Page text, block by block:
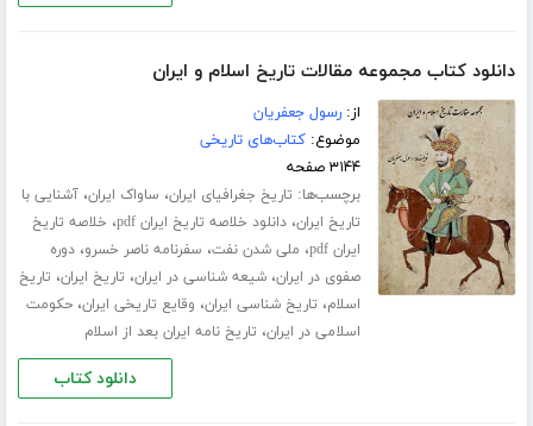
دانلود کتاب مجموعه مقالات تاریخ اسلام و ایران
از:رسول جعفریان
موضوع:کتاب‌های تاریخی
۳۱۴۴ صفحه
برچسب‌ها: تاریخ جغرافیای ایران، ساواک ایران،آشنایی با
تاریخ ایران،دانلود خلاصه تاریخ ایران pdf ، خلاصه تاریخ
ایران pdf
، ملی شدن نفت، سفرنامه ناصر خسرو،دوره
صفوی در ایران،شیعه شناسی در ایران، تاریخ ایران، تاریخ
اسلام، تاریخ شناسی ایران، وقایع تاریخی ایران،حکومت
اسلامی در ایران، تاریخ نامه ایران بعد از اسلام
دانلود کتاب